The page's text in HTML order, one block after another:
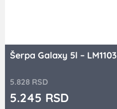
Šerpa Galaxy 5l – LM1103
5.828 RSD
5.245 RSD